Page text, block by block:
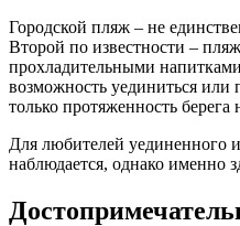
Городской пляж – не
Второй по известности –
прохладительными
возможность уединиться или
только протяженность
Для любителей уединенного
наблюдается, однако именно